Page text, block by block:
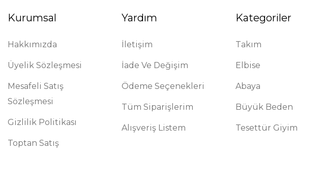
Kurumsal
Hakkımızda
Üyelik Sözleşmesi
Mesafeli Satış
Sözleşmesi
Gizlilik Politikası
Toptan Satış
Yardım
İletişim
İade Ve Değişim
Ödeme Seçenekleri
Tüm Siparişlerim
Alışveriş Listem
Kategoriler
Takım
Elbise
Abaya
Büyük Beden
Tesettür Giyim